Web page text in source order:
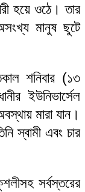
হয়ে ওঠে। তার
মানুষ ছুটে
শনিবার (১৩
ইউনিভার্সেল
মারা যান।
স্বামী এবং চার
সর্বস্তরের